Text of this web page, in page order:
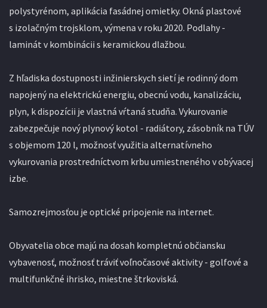
polystyrénom, aplikácia fasádnej omietky. Okná plastové
s izolačným trojsklom, výmena v roku 2020. Podlahy -
laminát v kombinácii s keramickou dlažbou.
Z hľadiska dostupnosti inžinierskych sietí je rodinný dom
napojený na elektrickú energiu, obecnú vodu, kanalizáciu,
plyn, k dispozícii je vlastná vŕtaná studňa. Vykurovanie
zabezpečuje nový plynový kotol - radiátory, zásobník na TÚV
s objemom 120 l, možnosť využitia alternatívneho
vykurovania prostredníctvom krbu umiestneného v obývacej
izbe.
Samozrejmosťou je optické pripojenie na internet.
Obyvatelia obce majú na dosah kompletnú občiansku
vybavenosť, možnosť tráviť voľnočasové aktivity - golfové a
multifunkčné ihrisko, miestne štrkoviská.